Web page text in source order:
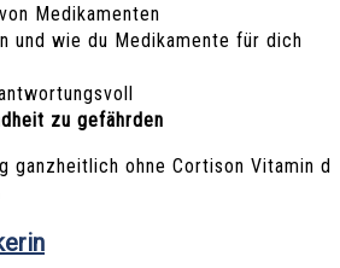
Medikamenten
und wie du Medikamente für dich
zu gefährden